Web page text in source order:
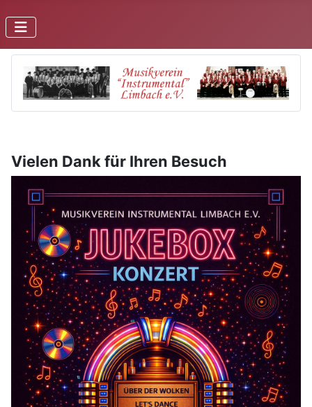
Vielen Dank für Ihren Besuch